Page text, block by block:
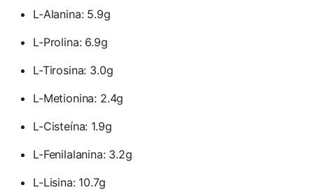
L-Alanina: 5.9g
L-Prolina: 6.9g
L-Tirosina: 3.0g
L-Metionina: 2.4g
L-Cisteína: 1.9g
L-Fenilalanina: 3.2g
L-Lisina: 10.7g